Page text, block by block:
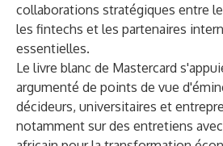
collaborations stratégiques entre
les fintechs et les partenaires
essentielles.
Le livre blanc de Mastercard
argumenté de points de vue
décideurs, universitaires et
notamment sur des entretiens avec